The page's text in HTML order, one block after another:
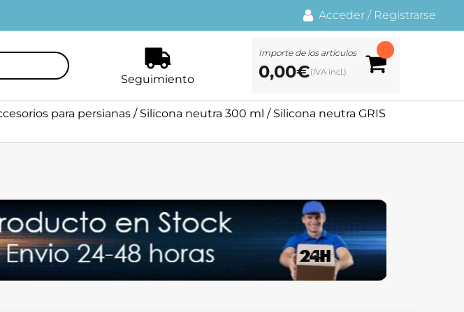
Acceder / Registrarse
Seguimiento
Importe de los artículos
0,00€
para persianas / Silicona neutra 300 ml / Silicona neutra GRIS